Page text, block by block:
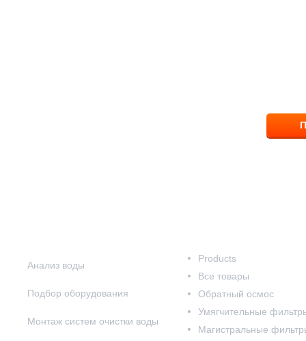
Анализ воды
Подбор оборудования
Монтаж систем очистки воды
Products
Все товары
Обратный осмос
Умягчительные
Магистральные